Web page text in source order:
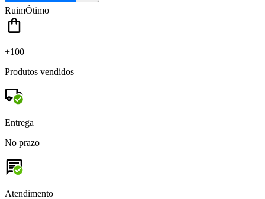
RuimÓtimo
+100
Produtos vendidos
Entrega
No prazo
Atendimento